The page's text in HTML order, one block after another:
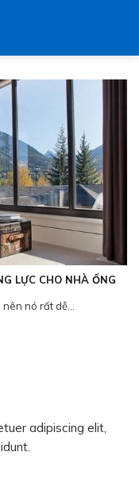
LỰC CHO NHÀ ỐNG
nó rất dễ...
adipiscing elit,